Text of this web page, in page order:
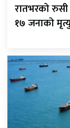
रातभरको रुसी
१७ जनाको